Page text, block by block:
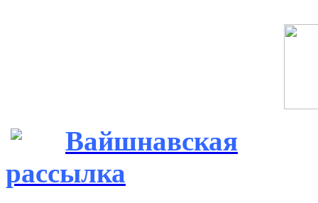
Вайшнавская
рассылка